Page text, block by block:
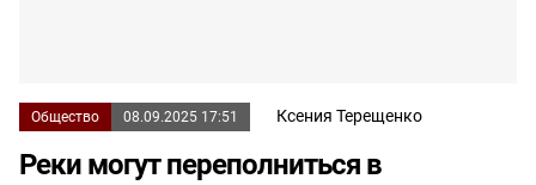
Общество 08.09.2025 17:51 Ксения Терещенко
Реки могут переполниться в